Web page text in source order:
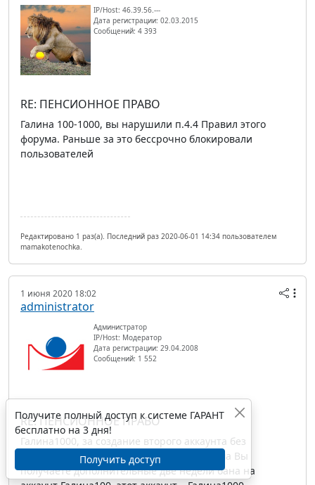
IP/Host: 46.39.56.---
Дата регистрации: 02.03.2015
Сообщений: 4 393
RE: ПЕНСИОННОЕ ПРАВО
Галина 100-1000, вы нарушили п.4.4 Правил этого
форума. Раньше за это бессрочно блокировали
пользователей
Редактировано 1 раз(а). Последний раз 2020-06-01 14:34 пользователем
mamakotenochka.
1 июня 2020 18:02
administrator
Администратор
IP/Host: Модератор
Дата регистрации: 29.04.2008
Сообщений: 1 552
RE: ПЕНСИОННОЕ ПРАВО
Галина1000, за создание второго аккаунта без
согласования с администраторами форума Вы
получаете дополнительные две недели бана на
Получите полный доступ к системе ГАРАНТ
бесплатно на 3 дня!
Получить доступ